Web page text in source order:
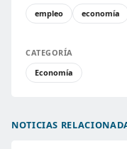
empleo
economía
CATEGORÍA
Economía
NOTICIAS